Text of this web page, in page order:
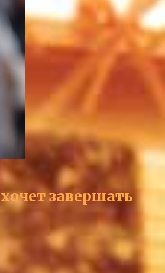
завершать